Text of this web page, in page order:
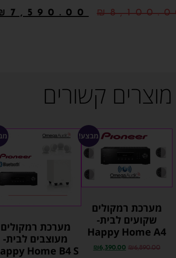
₪
7,590.00
מוצרים קשורים
מבצע!
מערכת רמקולים
שקועים לבית-
Happy Home A4
₪6,890.00
₪6,390.00
מערכת רמקולים
מעוצבים לבית-
Home B4 S